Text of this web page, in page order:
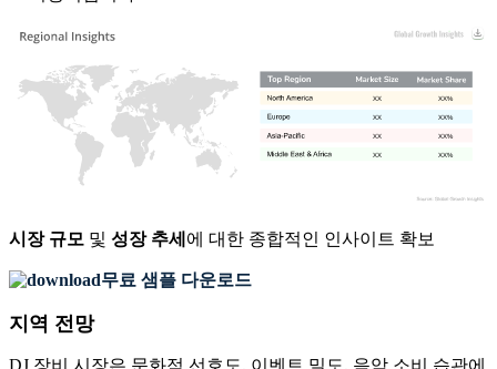
XX%
XX
XX%
XX
XX%
XX
XX%
XX
시장 규모 및 성장 추세 에 대한 종합적인 인사이트 확보
무료 샘플 다운로드
지역 전망